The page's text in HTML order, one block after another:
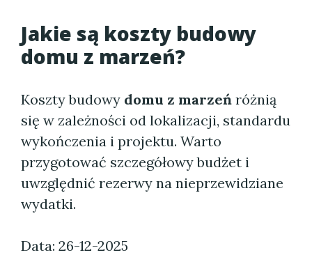
Jakie są koszty budowy
domu z marzeń?
Koszty budowy domu z marzeń różnią
się w zależności od lokalizacji, standardu
wykończenia i projektu. Warto
przygotować szczegółowy budżet i
uwzględnić rezerwy na nieprzewidziane
wydatki.
Data: 26-12-2025